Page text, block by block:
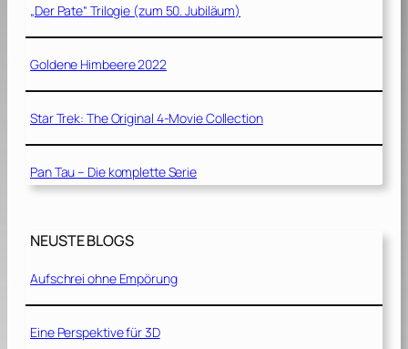
„Der Pate“ Trilogie (zum 50. Jubiläum)
Goldene Himbeere 2022
Star Trek: The Original 4-Movie Collection
Pan Tau – Die komplette Serie
NEUSTE BLOGS
Aufschrei ohne Empörung
Eine Perspektive für 3D